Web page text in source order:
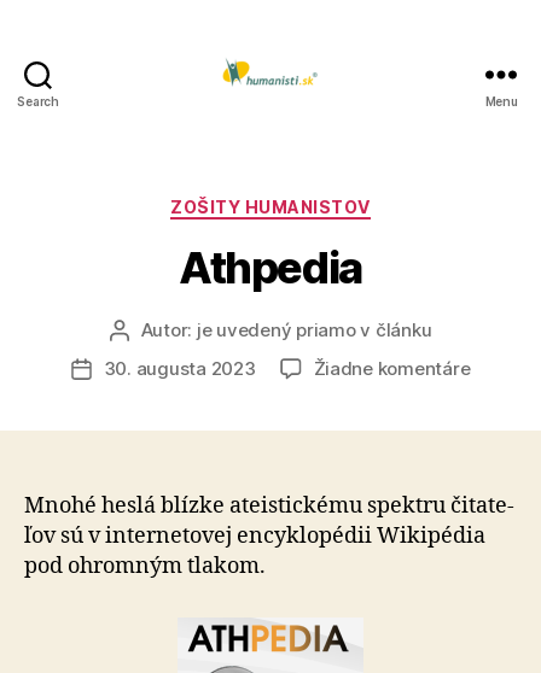
Search Menu
Kategórie
ZOŠITY HUMANISTOV
Athpedia
Autor
článku
Autor: je uvedený priamo v článku
Dátum30. augusta 2023 Žiadne komentárena
Mnohé heslá blízke ateistickému spektru či­ta­te­
ľov sú v inter­ne­to­vej ency­klo­pédii Wiki­pédia
pod ohromným tlakom.